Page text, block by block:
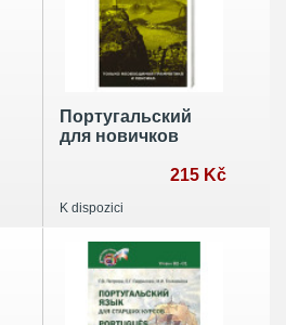
Португальский
для новичков
215 Kč
K dispozici